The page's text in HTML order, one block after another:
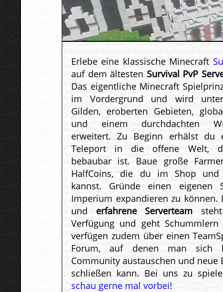
Erlebe eine klassische Minecraft
auf dem ältesten Survival PvP
Das eigentliche Minecraft
im Vordergrund und wird
Gilden, eroberten Gebieten,
und einem durchdachten
erweitert. Zu Beginn erhälst du
Teleport in die offene Welt,
bebaubar ist. Baue große
HalfCoins, die du im Shop und
kannst. Gründe einen eigenen
Imperium expandieren zu können.
und erfahrene Serverteam
Verfügung und geht
verfügen zudem über einen
Forum, auf denen man sich
Community austauschen und neue
schließen kann. Bei uns zu
schau gerne mal vorbei!